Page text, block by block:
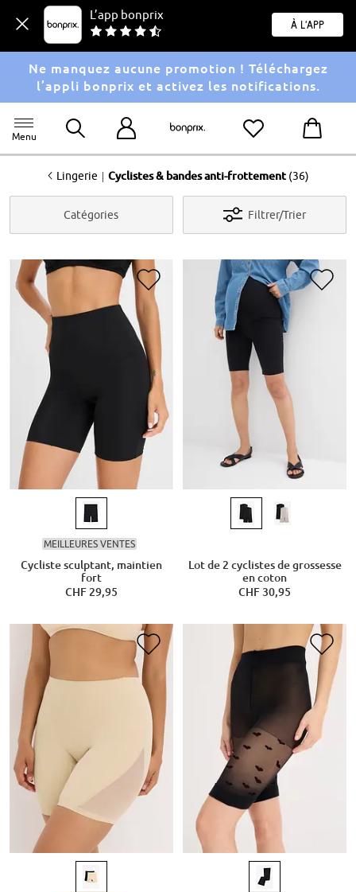
L’app bonprix
À l'app
Ne manquez aucune promotion ! Téléchargez
l’appli bonprix et activez les notifications.
Menu
<Lingerie | Cyclistes & bandes anti-frottement (36)
Catégories Filtrer/Trier
MEILLEURES VENTES
Cycliste sculptant, maintien
fort
CHF 29,95
Lot de 2 cyclistes de grossesse
en coton
CHF 30,95